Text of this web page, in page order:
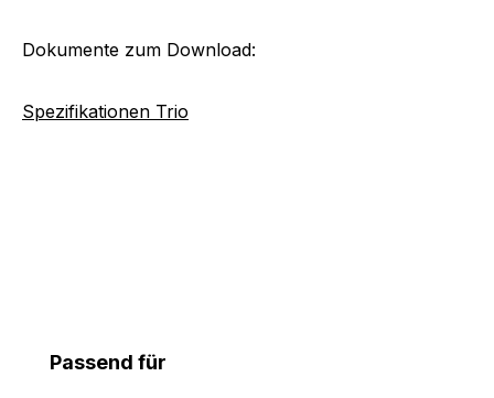
Dokumente zum Download:
Spezifikationen Trio
Produktgalerie überspringen
Passend für